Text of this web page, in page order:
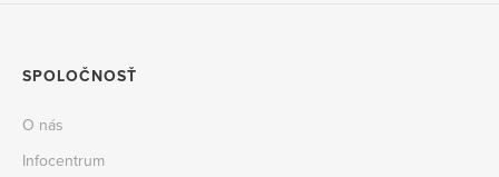
SPOLOČNOSŤ
O nás
Infocentrum